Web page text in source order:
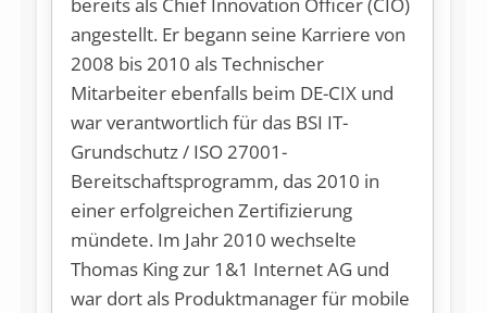
bereits als Chief Innovation Officer (CIO)
angestellt. Er begann seine Karriere von
2008 bis 2010 als Technischer
Mitarbeiter ebenfalls beim DE-CIX und
war verantwortlich für das BSI IT-
Grundschutz / ISO 27001-
Bereitschaftsprogramm, das 2010 in
einer erfolgreichen Zertifizierung
mündete. Im Jahr 2010 wechselte
Thomas King zur 1&1 Internet AG und
war dort als Produktmanager für mobile